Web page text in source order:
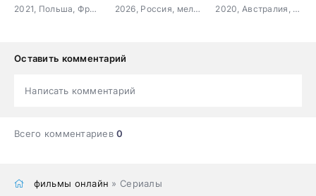
2021, Польша, Франция,
2026, Россия, мелодрама
2020, Австралия, Филиппины, драма, мелодрама
Оставить комментарий
Написать комментарий
Всего комментариев0
фильмы онлайн » Сериалы